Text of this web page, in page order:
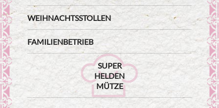
WEIHNACHTSSTOLLEN
FAMILIENBETRIEB
SUPER
HELDEN
MÜTZE